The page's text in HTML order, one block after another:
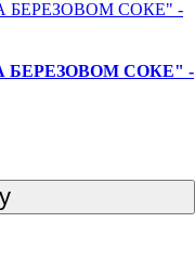
БЕРЕЗОВОМ СОКЕ" -